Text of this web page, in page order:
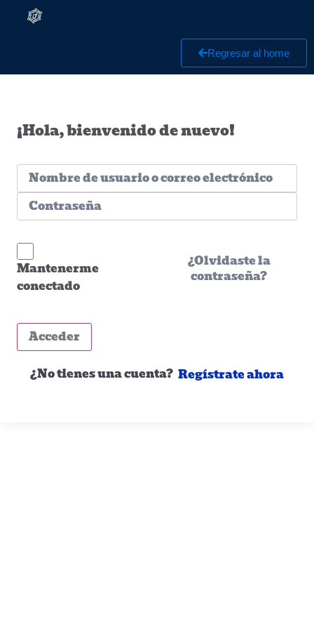
Regresar al home
¡Hola, bienvenido de nuevo!
Mantenerme
conectado
¿Olvidaste la
contraseña?
Acceder
¿No tienes una cuenta? Regístrate ahora